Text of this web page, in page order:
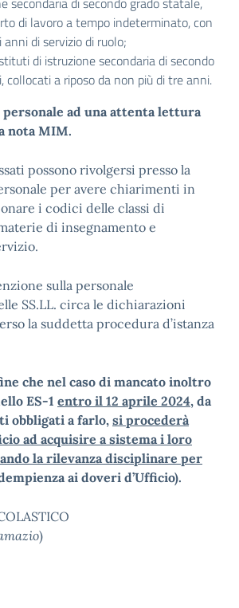
di lavoro a tempo indeterminato, con
di servizio di ruolo;
di istruzione secondaria di secondo
collocati a riposo da non più di tre anni.
ad una attenta lettura
nota MIM.
possono rivolgersi presso la
per avere chiarimenti in
i codici delle classi di
di insegnamento e
sulla personale
SS.LL. circa le dichiarazioni
la suddetta procedura d’istanza
che nel caso di mancato inoltro
ES-1 entro il 12 aprile 2024, da
obbligati a farlo, si procederà
ad acquisire a sistema i loro
la rilevanza disciplinare per
ai doveri d’Ufficio).
)